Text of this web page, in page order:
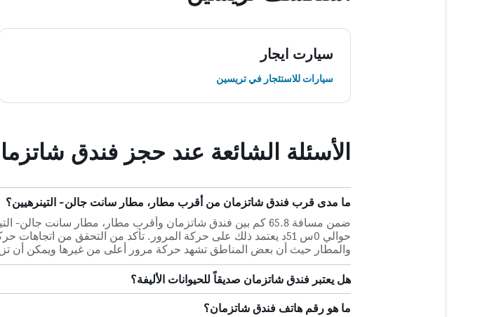
سيارت ايجار
سيارات للاستئجار في تريسين
الأسئلة الشائعة عند حجز فندق
ما مدى قرب فندق شاتزمان من أقرب مطار، مطار سانت جالن- التينرهيين؟
ضمن مسافة 65.8 كم بين فندق شاتزمان وأقرب مطار، مطار سانت جالن-
حوالي 0س 51د يعتمد ذلك على حركة المرور. تأكد من التحقق من
والمطار حيث أن بعض المناطق تشهد حركة مرور أعلى من غيرها ويمكن أن
هل يعتبر فندق شاتزمان صديقاً للحيوانات الأليفة؟
ما هو رقم هاتف فندق شاتزمان؟